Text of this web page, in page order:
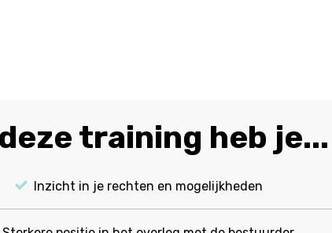
training heb je...
Inzicht in je rechten en mogelijkheden